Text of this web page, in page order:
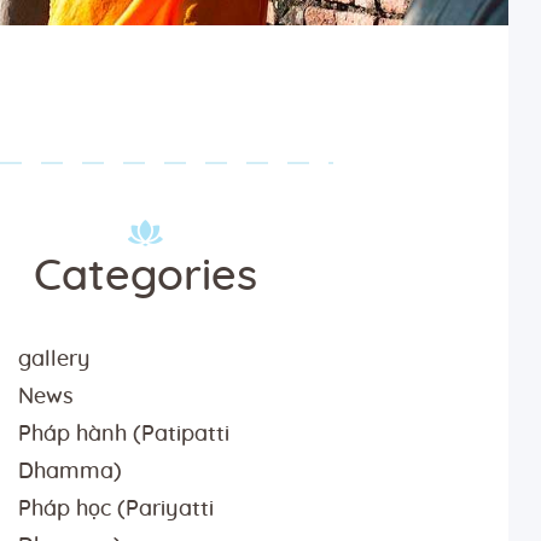
Categories
gallery
News
Pháp hành (Patipatti
Dhamma)
Pháp học (Pariyatti